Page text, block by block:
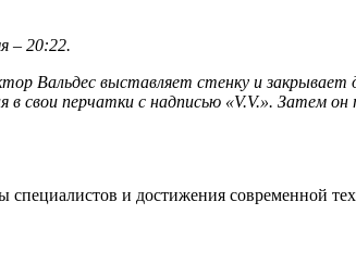
– 20:22.
Вальдес выставляет стенку и закрывает
свои перчатки с надписью «V.V.». Затем он
и достижения современной